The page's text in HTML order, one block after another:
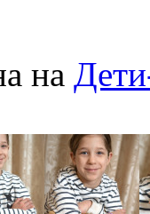
на